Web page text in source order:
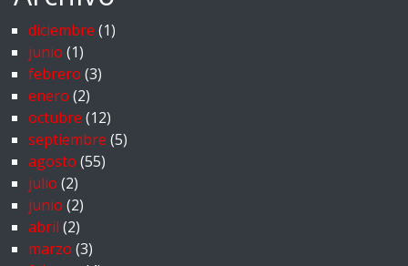
diciembre (1)
junio (1)
febrero (3)
enero (2)
octubre (12)
septiembre (5)
agosto (55)
julio (2)
junio (2)
abril (2)
marzo (3)